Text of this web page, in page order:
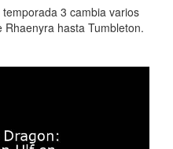
3 cambia varios
hasta Tumbleton.